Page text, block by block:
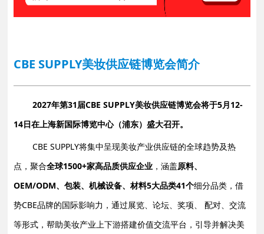
CBE SUPPLY美妆供应链博览会简介
2027年第31届CBE SUPPLY美妆供应链博览会将于5月12-
14日在上海新国际博览中心（浦东）盛大召开。
CBE SUPPLY将集中呈现美妆产业供应链的全球趋势及热
点，聚合全球1500+家高品质供应企业 ，涵盖原料、
OEM/ODM、包装、机械设备、材料5大品类41个细分品类，借
势CBE品牌的国际影响力，通过展览、论坛、奖项、 配对、交流
等形式，帮助美妆产业上下游搭建价值交流平台，引导并解决美